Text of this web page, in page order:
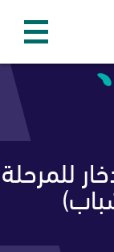
للمرحلة